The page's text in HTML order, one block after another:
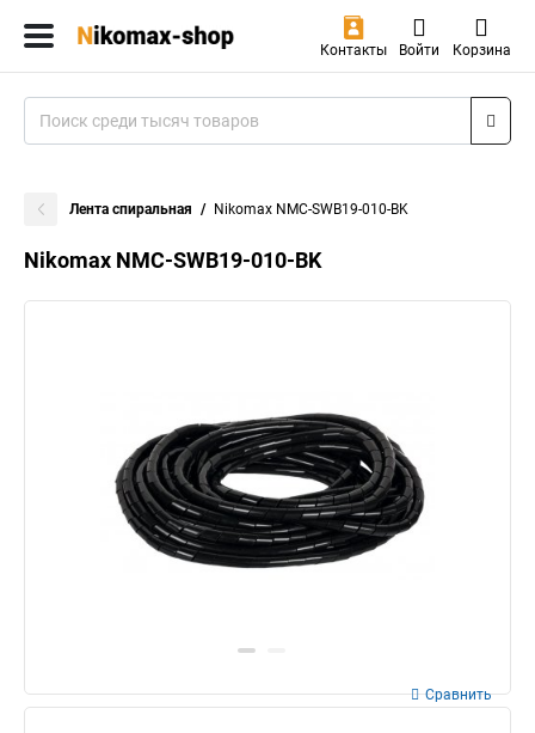
Контакты Войти Корзина
Лента спиральная Nikomax NMC-SWB19-010-BK
Nikomax NMC-SWB19-010-BK
Сравнить